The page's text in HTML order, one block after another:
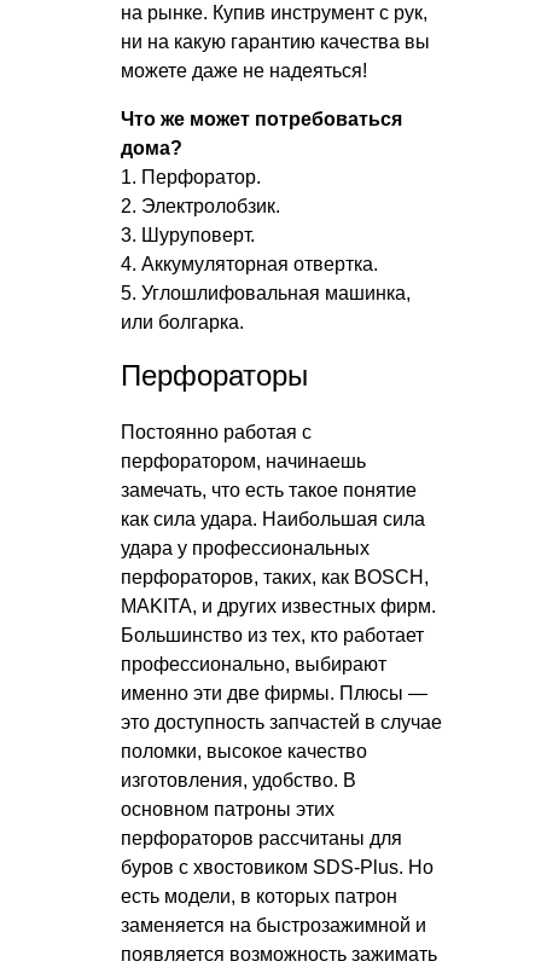
на рынке. Купив инструмент с рук,
ни на какую гарантию качества вы
можете даже не надеяться!
Что же может потребоваться
дома?
1. Перфоратор.
2. Электролобзик.
3. Шуруповерт.
4. Аккумуляторная отвертка.
5. Углошлифовальная машинка,
или болгарка.
Перфораторы
Постоянно работая с
перфоратором, начинаешь
замечать, что есть такое понятие
как сила удара. Наибольшая сила
удара у профессиональных
перфораторов, таких, как BOSCH,
MAKITA, и других известных фирм.
Большинство из тех, кто работает
профессионально, выбирают
именно эти две фирмы. Плюсы —
это доступность запчастей в случае
поломки, высокое качество
изготовления, удобство. В
основном патроны этих
перфораторов рассчитаны для
буров с хвостовиком SDS-Plus. Но
есть модели, в которых патрон
заменяется на быстрозажимной и
появляется возможность зажимать